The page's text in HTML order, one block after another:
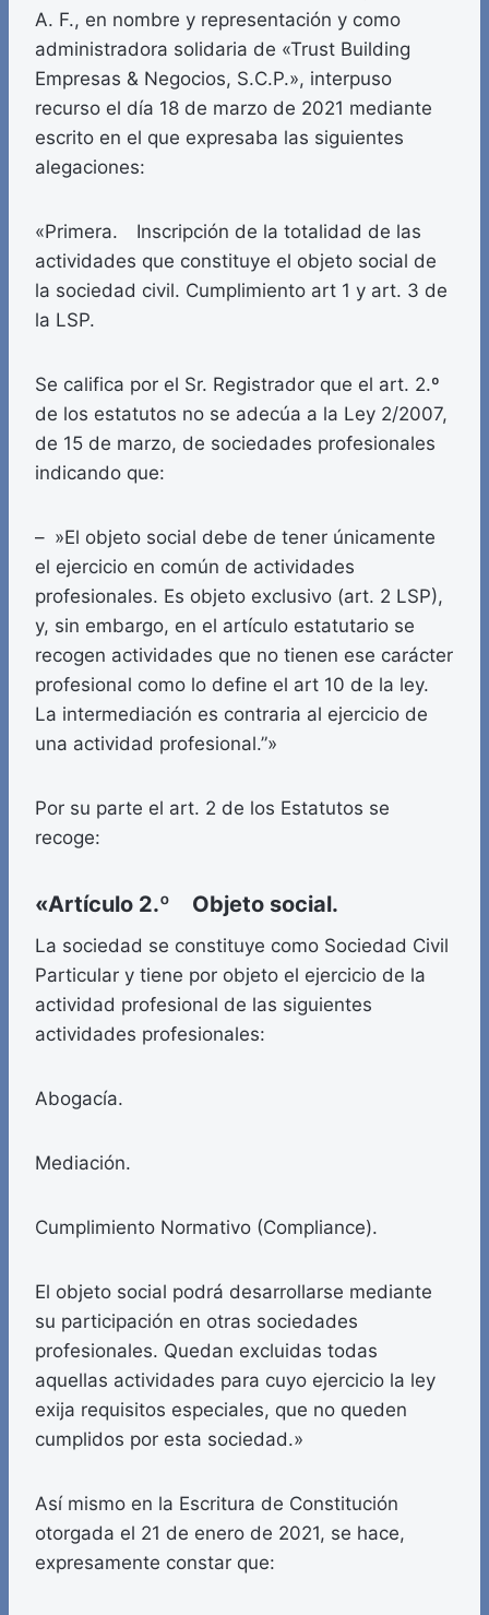
A. F., en nombre y representación y como
administradora solidaria de «Trust Building
Empresas & Negocios, S.C.P.», interpuso
recurso el día 18 de marzo de 2021 mediante
escrito en el que expresaba las siguientes
alegaciones:
«Primera. Inscripción de la totalidad de las
actividades que constituye el objeto social de
la sociedad civil. Cumplimiento art 1 y art. 3 de
la LSP.
Se califica por el Sr. Registrador que el art. 2.º
de los estatutos no se adecúa a la Ley 2/2007,
de 15 de marzo, de sociedades profesionales
indicando que:
– »El objeto social debe de tener únicamente
el ejercicio en común de actividades
profesionales. Es objeto exclusivo (art. 2 LSP),
y, sin embargo, en el artículo estatutario se
recogen actividades que no tienen ese carácter
profesional como lo define el art 10 de la ley.
La intermediación es contraria al ejercicio de
una actividad profesional.”»
Por su parte el art. 2 de los Estatutos se
recoge:
«Artículo 2.º Objeto social.
La sociedad se constituye como Sociedad Civil
Particular y tiene por objeto el ejercicio de la
actividad profesional de las siguientes
actividades profesionales:
Abogacía.
Mediación.
Cumplimiento Normativo (Compliance).
El objeto social podrá desarrollarse mediante
su participación en otras sociedades
profesionales. Quedan excluidas todas
aquellas actividades para cuyo ejercicio la ley
exija requisitos especiales, que no queden
cumplidos por esta sociedad.»
Así mismo en la Escritura de Constitución
otorgada el 21 de enero de 2021, se hace,
expresamente constar que: